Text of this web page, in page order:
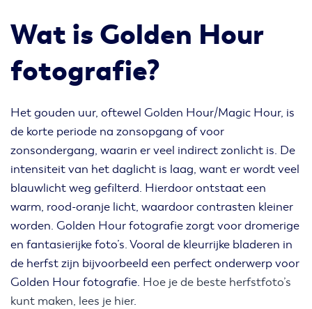
Wat is Golden Hour
fotografie?
Het gouden uur, oftewel Golden Hour/Magic Hour, is
de korte periode na zonsopgang of voor
zonsondergang, waarin er veel indirect zonlicht is. De
intensiteit van het daglicht is laag, want er wordt veel
blauwlicht weg gefilterd. Hierdoor ontstaat een
warm, rood-oranje licht, waardoor contrasten kleiner
worden. Golden Hour fotografie zorgt voor dromerige
en fantasierijke foto’s. Vooral de kleurrijke bladeren in
de herfst zijn bijvoorbeeld een perfect onderwerp voor
Golden Hour fotografie. Hoe je de beste herfstfoto’s
kunt maken, lees je hier.